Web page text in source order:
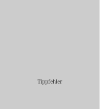
Tippfehler